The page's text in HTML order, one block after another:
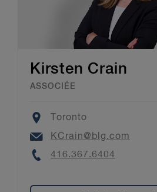
Kirsten Crain
ASSOCIÉE
Location
Toronto
Email
KCrain@blg.com
Phone
416.367.6404